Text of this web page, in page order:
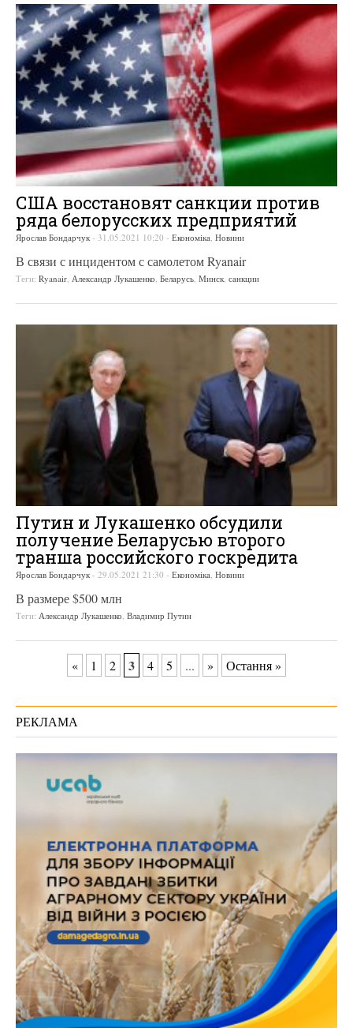
США восстановят санкции против
ряда белорусских предприятий
Ярослав Бондарчук - 31.05.2021 10:20 - Економіка Новини
В связи с инцидентом с самолетом Ryanair
Теги: Ryanair Александр Лукашенко Беларусь Минск санкции
Путин и Лукашенко обсудили
получение Беларусью второго
транша российского госкредита
Ярослав Бондарчук - 29.05.2021 21:30 - Економіка, Новини
В размере $500 млн
Теги: Александр Лукашенко, Владимир Путин
« 1 2 3 4 5 ... » Остання »
РЕКЛАМА